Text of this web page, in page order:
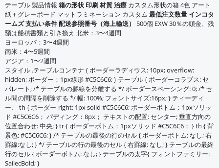
テーブル 製品情報 箱の形状 印刷材質治療 カスタム形状の箱 4色 アート
紙＋グレーボード マットラミネーション カスタム 最低注文数量 インコタ
ームズ支払い条件配送参照番号（海上輸送）
500個 EXW 30％の頭金、残
額は船積書類と引き換え 北米：3〜4週間
ヨーロッパ：3〜4週間
南米：4〜5週間
アジア：1〜2週間
スタイル .テーブルコンテナ { ボーダーラディウス: 10px; overflow:
hidden; ボーダー：1px線形 #C5C6C6; } テーブル { ボーダーコラプス: セ
パレート; /* テーブルの罫線を分離する */ ボーダースペーシング: 0; /* セ
ル間の間隔を削除する */ 幅: 100%; フォントサイズ:16px; } ティーディ
ー、 th { ボーダー-right: 1px solid #C5C6C6; ボーダーボトム：1pxソリッ
ド #C5C6C6； パディング：8px； テキストの配置: センター; 垂直方向の
位置合わせ: 中央; } tr { ボーダーボトム：1pxソリッド #C5C6C6； } th { 背
景色: #C5C6C6; } /* テーブルの最後の行のセル { ボーダーボトム: なし; 右
罫線:なし; } */ テーブルの行の最後のセル { 右罫線: なし; } テーブルの最終
行のセル { ボーダーボトム: なし; } テーブルの太字{ フォントファミリー:
SailecBold; }